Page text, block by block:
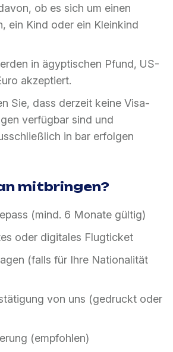
ob es sich um einen
ein Kind oder ein Kleinkind
in ägyptischen Pfund, US-
akzeptiert.
Sie, dass derzeit keine Visa-
verfügbar sind und
in bar erfolgen
mitbringen?
(mind. 6 Monate gültig)
oder digitales Flugticket
(falls für Ihre Nationalität
von uns (gedruckt oder
(empfohlen)